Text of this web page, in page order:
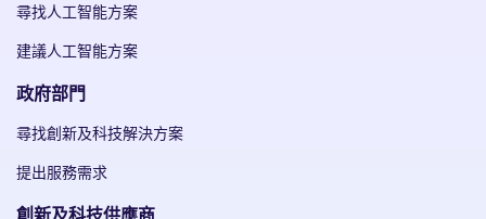
尋找人工智能方案
建議人工智能方案
政府部門
尋找創新及科技解決方案
提出服務需求